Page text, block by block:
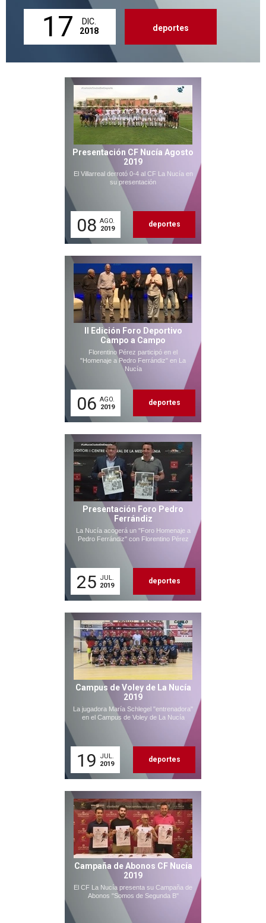
17
DIC.
2018
deportes
Presentación CF Nucía Agosto
2019
El Villarreal derrotó 0-4 al CF La Nucía en
su presentación
08 AGO.
2019
deportes
II Edición Foro Deportivo
Campo a Campo
Florentino Pérez participó en el
"Homenaje a Pedro Ferrándiz" en La
Nucía
06 AGO.
2019
deportes
Presentación Foro Pedro
Ferrándiz
La Nucía acogerá un "Foro Homenaje a
Pedro Ferrándiz" con Florentino Pérez
25 JUL.
2019
deportes
Campus de Voley de La Nucía
2019
La jugadora María Schlegel "entrenadora"
en el Campus de Voley de La Nucía
19
JUL.
2019
deportes
Campaña de Abonos CF Nucía
2019
El CF La Nucía presenta su Campaña de
Abonos "Somos de Segunda B"